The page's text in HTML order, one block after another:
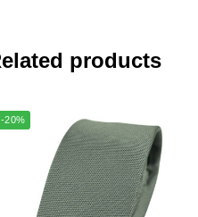
products
-20%